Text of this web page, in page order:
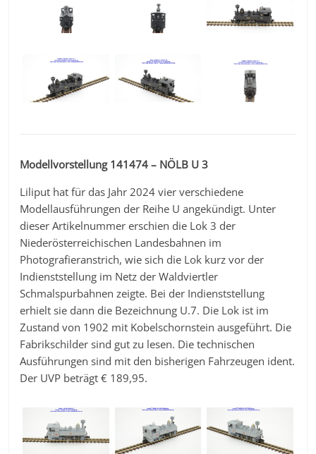
Modellvorstellung 141474 – NÖLB U 3
Liliput hat für das Jahr 2024 vier verschiedene
Modellausführungen der Reihe U angekündigt. Unter
dieser Artikelnummer erschien die Lok 3 der
Niederösterreichischen Landesbahnen im
Photografieranstrich, wie sich die Lok kurz vor der
Indienststellung im Netz der Waldviertler
Schmalspurbahnen zeigte. Bei der Indienststellung
erhielt sie dann die Bezeichnung U.7. Die Lok ist im
Zustand von 1902 mit Kobelschornstein ausgeführt. Die
Fabrikschilder sind gut zu lesen. Die technischen
Ausführungen sind mit den bisherigen Fahrzeugen ident.
Der UVP beträgt € 189,95.